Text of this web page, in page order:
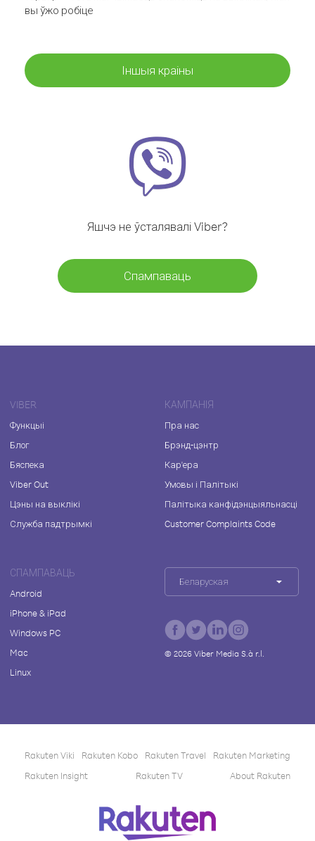
вы ўжо робіце
Іншыя краіны
Яшчэ не ўсталявалі Viber?
Спампаваць
VIBER
Функцыі
Блог
Бяспека
Viber Out
Цэны на выклікі
Служба падтрымкі
КАМПАНІЯ
Пра нас
Брэнд-цэнтр
Кар'ера
Умовы і Палітыкі
Палітыка канфідэнцыяльнасці
Customer Complaints Code
СПАМПАВАЦЬ
Android
iPhone & iPad
Windows PC
Mac
Linux
Беларуская
© 2026Viber Media S.à r.l.
Rakuten Viki Rakuten Kobo Rakuten Travel
Rakuten Marketing
Rakuten Insight
Rakuten TV About Rakuten